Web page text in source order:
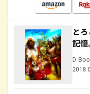
と
記
D-